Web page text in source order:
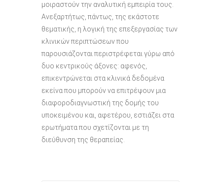
μοιραστούν την αναλυτική εμπειρία τους.
Ανεξαρτήτως, πάντως, της εκάστοτε
θεματικής, η λογική της επεξεργασίας των
κλινικών περιπτώσεων που
παρουσιάζονται περιστρέφεται γύρω από
δυο κεντρικούς άξονες: αφενός,
επικεντρώνεται στα κλινικά δεδομένα
εκείνα που μπορούν να επιτρέψουν μια
διαφοροδιαγνωστική της δομής του
υποκειμένου και, αφετέρου, εστιάζει στα
ερωτήματα που σχετίζονται με τη
διεύθυνση της θεραπείας.